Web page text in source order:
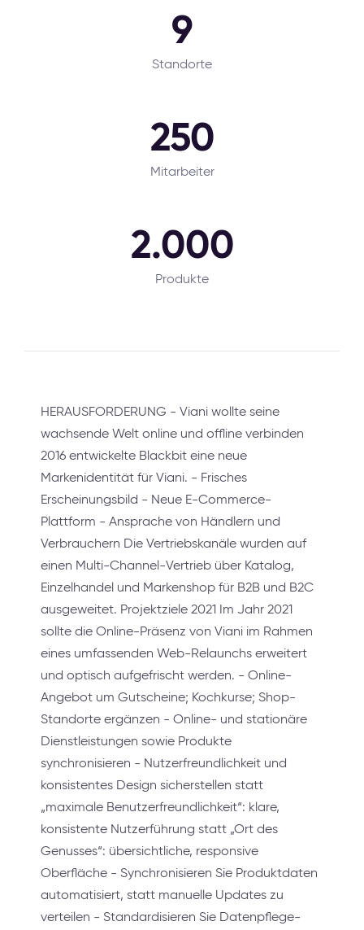
9
Standorte
250
Mitarbeiter
2.000
Produkte
HERAUSFORDERUNG - Viani wollte seine
wachsende Welt online und offline verbinden
2016 entwickelte Blackbit eine neue
Markenidentität für Viani. - Frisches
Erscheinungsbild - Neue E-Commerce-
Plattform - Ansprache von Händlern und
Verbrauchern Die Vertriebskanäle wurden auf
einen Multi-Channel-Vertrieb über Katalog,
Einzelhandel und Markenshop für B2B und B2C
ausgeweitet. Projektziele 2021 Im Jahr 2021
sollte die Online-Präsenz von Viani im Rahmen
eines umfassenden Web-Relaunchs erweitert
und optisch aufgefrischt werden. - Online-
Angebot um Gutscheine; Kochkurse; Shop-
Standorte ergänzen - Online- und stationäre
Dienstleistungen sowie Produkte
synchronisieren - Nutzerfreundlichkeit und
konsistentes Design sicherstellen statt
„maximale Benutzerfreundlichkeit“: klare,
konsistente Nutzerführung statt „Ort des
Genusses“: übersichtliche, responsive
Oberfläche - Synchronisieren Sie Produktdaten
automatisiert, statt manuelle Updates zu
verteilen - Standardisieren Sie Datenpflege-